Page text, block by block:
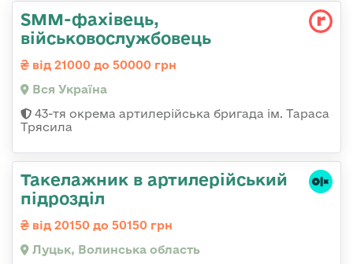
SMM-фахівець,
військовослужбовець
від 21000 до 50000 грн
Вся Україна
43-тя окрема артилерійська бригада ім. Тараса
Трясила
Такелажник в артилерійський
підрозділ
від 20150 до 50150 грн
Луцьк, Волинська область